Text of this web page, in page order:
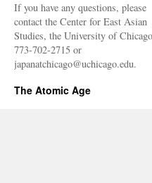
If you have any questions, please
contact the Center for East Asian
Studies, the University of
773-702-2715 or
japanatchicago@uchicago.edu.
The Atomic Age